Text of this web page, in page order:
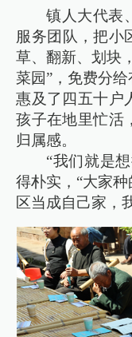
镇人大代表
服务团队，把
草、翻新、划块
菜园”，免费分
惠及了四五十户
孩子在地里忙活
归属感。
“我们就是
得朴实，“大家
区当成自己家，